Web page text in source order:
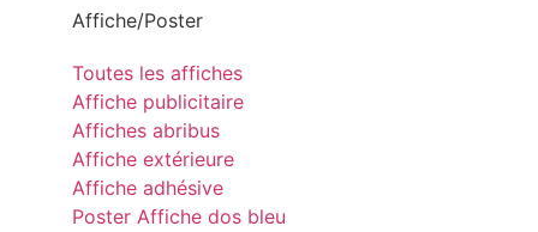
Affiche/Poster
Toutes les affiches
Affiche publicitaire
Affiches abribus
Affiche extérieure
Affiche adhésive
Poster Affiche dos bleu